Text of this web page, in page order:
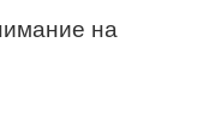
на